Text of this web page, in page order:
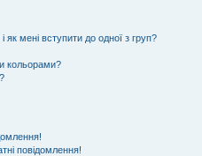
як мені вступити до одної з груп?
кольорами?
повідомлення!